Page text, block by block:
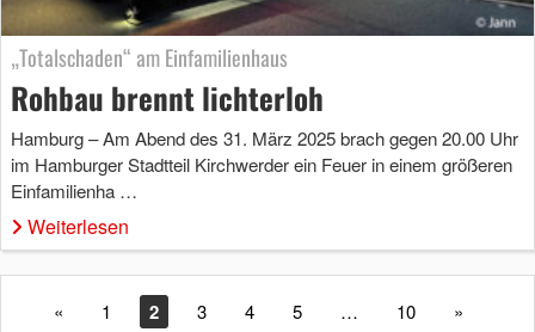
„Totalschaden“ am Einfamilienhaus
Rohbau brennt lichterloh
Hamburg – Am Abend des 31. März 2025 brach gegen 20.00 Uhr
im Hamburger Stadtteil Kirchwerder ein Feuer in einem größeren
Einfamilienha …
Weiterlesen
« 1 2 3 4 5 … 10 »